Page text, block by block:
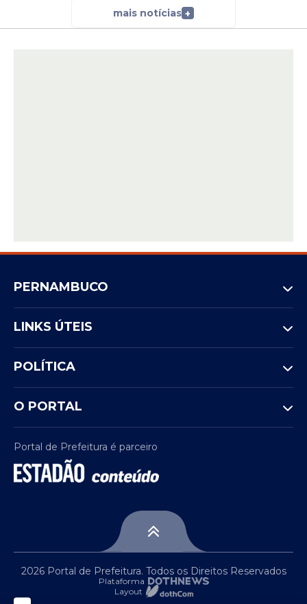
mais notícias +
PERNAMBUCO
LINKS ÚTEIS
POLÍTICA
O PORTAL
Portal de Prefeitura é parceiro
2026 Portal de Prefeitura. Todos os Direitos Reservados
Plataforma
Layout